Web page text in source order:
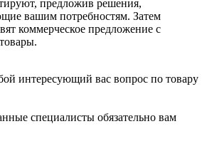
предложив решения,
вашим потребностям. Затем
коммерческое предложение с
интересующий вас вопрос по товару
специалисты обязательно вам